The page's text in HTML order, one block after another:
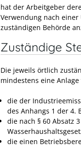
hat der Arbeitgeber
Verwendung nach
zuständigen Behörde
Zuständige
Die jeweils örtlich
mindestens eine
die der
des Anhangs 1 der 4.
die nach § 60 Absatz
die einen